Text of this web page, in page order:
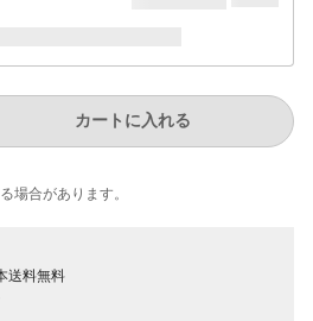
カートに入れる
場合が​あります。
送料無料